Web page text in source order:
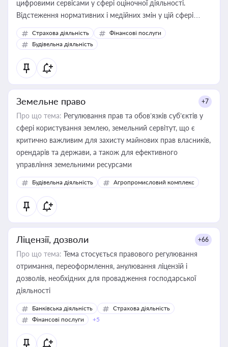
цифровими сервісами у сфері оціночної діяльності.
Відстеження нормативних і медійних змін у цій сфері
корисне для власника бізнесу, керівника, юриста або
бухгалтера під час оподаткування, приватизації, оренди
державного майна, корпоративних угод і перевірки
статусу суб'єктів оціночної діяльності
Страхова діяльність
Фінансові послуги
Будівельна діяльність
Земельне право +7
Про що тема: Регулювання прав та обов’язків суб’єктів у
сфері користування землею, земельний сервітут, що є
критично важливим для захисту майнових прав власників,
орендарів та держави, а також для ефективного
управління земельними ресурсами
Будівельна діяльність Агропромисловий комплекс
Ліцензії, дозволи +66
Про що тема: Тема стосується правового регулювання
отримання, переоформлення, анулювання ліцензій і
дозволів, необхідних для провадження господарської
діяльності
Банківська діяльність
Страхова діяльність
Фінансові послуги
+5